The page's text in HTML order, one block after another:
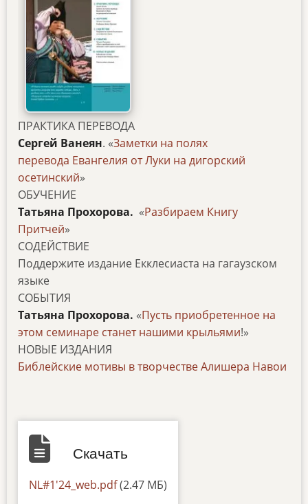
ПРАКТИКА ПЕРЕВОДА
Сергей Ванеян. «Заметки на полях
перевода Евангелия от Луки на дигорский
осетинский»
ОБУЧЕНИЕ
Татьяна Прохорова. «Разбираем Книгу
Притчей»
СОДЕЙСТВИЕ
Поддержите издание Екклесиаста на гагаузском
языке
СОБЫТИЯ
Татьяна Прохорова. «Пусть приобретенное на
этом семинаре станет нашими крыльями!»
НОВЫЕ ИЗДАНИЯ
Библейские мотивы в творчестве Алишера Навои
Скачать
Документ
NL#1'24_web.pdf(2.47 МБ)